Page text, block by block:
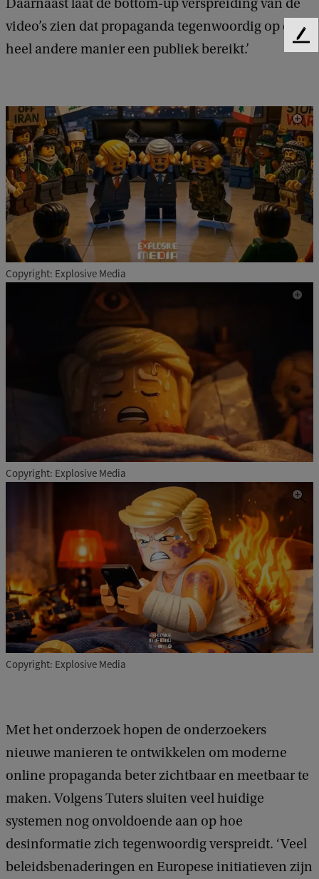
Daarnaast laat de bottom-up verspreiding van de
video’s zien dat propaganda tegenwoordig op een
heel andere manier een publiek bereikt.’
Copyright: Explosive Media
Copyright: Explosive Media
Copyright: Explosive Media
Met het onderzoek hopen de onderzoekers
nieuwe manieren te ontwikkelen om moderne
online propaganda beter zichtbaar en meetbaar te
maken. Volgens Tuters sluiten veel huidige
systemen nog onvoldoende aan op hoe
desinformatie zich tegenwoordig verspreidt. ‘Veel
beleidsbenaderingen en Europese initiatieven zijn
F
b
a
c
k